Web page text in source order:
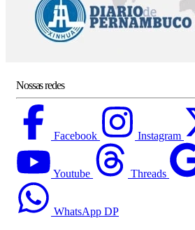
Nossas redes
Facebook Instagram
Youtube Threads
WhatsApp DP